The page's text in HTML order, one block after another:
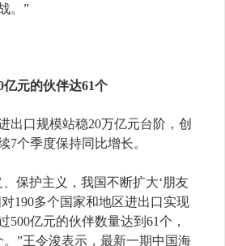
。”
亿元的伙伴达61个
口规模站稳20万亿元台阶，创
7个季度保持同比增长。
护主义，我国不断扩大‘朋友
190多个国家和地区进出口实现
500亿元的伙伴数量达到61个，
。”王令浚表示，最新一期中国海